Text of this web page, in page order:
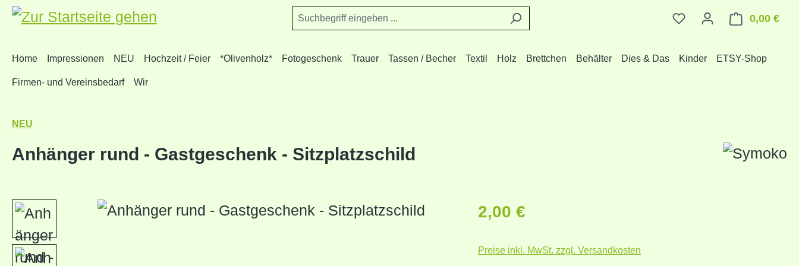
Hauptinhalt springen
Zur Suche springen
Zur Hauptnavigation springen 0,00 €
Home Impressionen NEU Hochzeit / Feier *Olivenholz* Fotogeschenk Trauer Tassen / Becher Textil Holz Brettchen Behälter Dies & Das Kinder ETSY-Shop
Firmen- und Vereinsbedarf Wir
NEU
Anhänger rund - Gastgeschenk - Sitzplatzschild
Bildergalerie überspringen Regulärer Preis:
2,00 €
Preise inkl. MwSt. zzgl. Versandkosten